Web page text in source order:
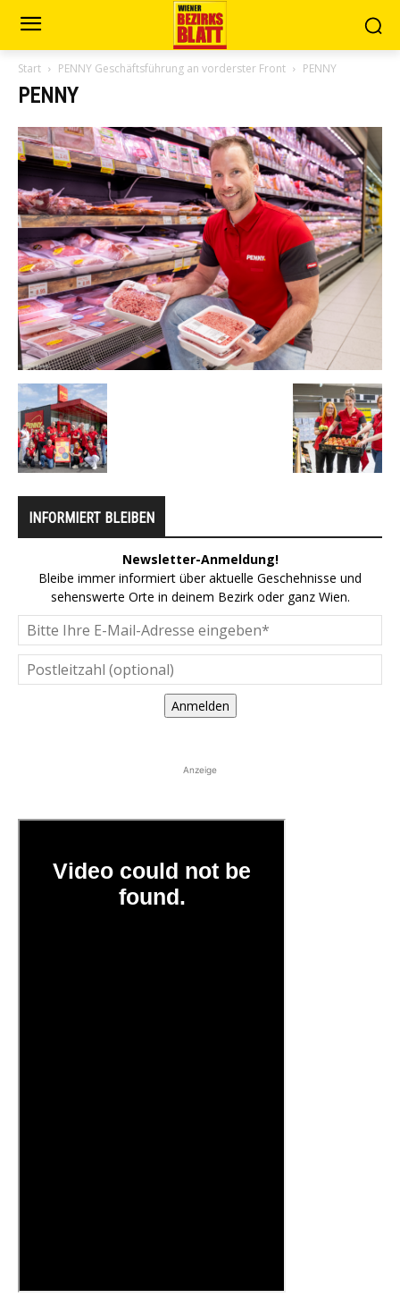
Start PENNY Geschäftsführung an vorderster Front PENNY
PENNY
INFORMIERT BLEIBEN
Newsletter-Anmeldung!
Bleibe immer informiert über aktuelle Geschehnisse und
sehenswerte Orte in deinem Bezirk oder ganz Wien.
Anmelden
Anzeige